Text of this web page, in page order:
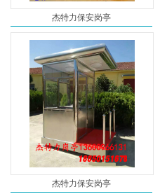
杰特力保安岗亭
杰特力保安岗亭